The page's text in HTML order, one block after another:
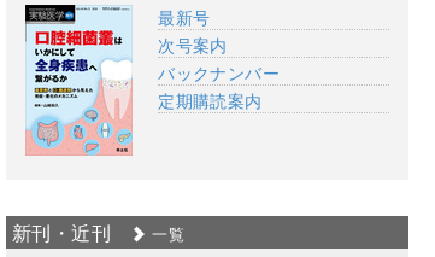
最新号
次号案内
バックナンバー
定期購読案内
新刊・近刊 一覧